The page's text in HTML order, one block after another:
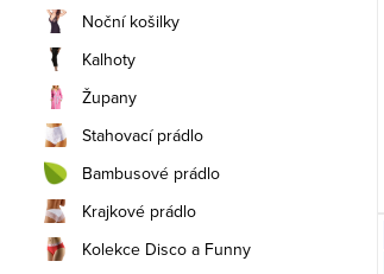
Noční košilky
Kalhoty
Župany
Stahovací prádlo
Bambusové prádlo
Krajkové prádlo
Kolekce Disco a Funny